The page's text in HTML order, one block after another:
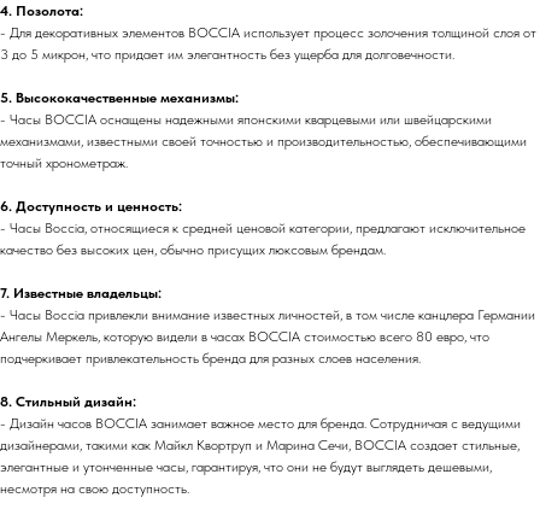
4. Позолота:
- Для декоративных элементов BOCCIA использует процесс золочения толщиной слоя от
3 до 5 микрон, что придает им элегантность без ущерба для долговечности.
5. Высококачественные механизмы:
- Часы BOCCIA оснащены надежными японскими кварцевыми или швейцарскими
механизмами, известными своей точностью и производительностью, обеспечивающими
точный хронометраж.
6. Доступность и ценность:
- Часы Boccia, относящиеся к средней ценовой категории, предлагают исключительное
качество без высоких цен, обычно присущих люксовым брендам.
7. Известные владельцы:
- Часы Boccia привлекли внимание известных личностей, в том числе канцлера Германии
Ангелы Меркель, которую видели в часах BOCCIA стоимостью всего 80 евро, что
подчеркивает привлекательность бренда для разных слоев населения.
8. Стильный дизайн:
- Дизайн часов BOCCIA занимает важное место для бренда. Сотрудничая с ведущими
дизайнерами, такими как Майкл Квортруп и Марина Сечи, BOCCIA создает стильные,
элегантные и утонченные часы, гарантируя, что они не будут выглядеть дешевыми,
несмотря на свою доступность.